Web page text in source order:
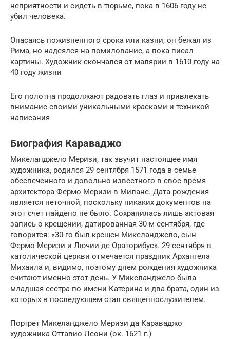
неприятности и сидеть в тюрьме, пока в 1606 году не
убил человека.
Опасаясь пожизненного срока или казни, он бежал из
Рима, но надеялся на помилование, а пока писал
картины. Художник скончался от малярии в 1610 году на
40 году жизни
Его полотна продолжают радовать глаз и привлекать
внимание своими уникальными красками и техникой
написания
Биография Караваджо
Микеланджело Меризи, так звучит настоящее имя
художника, родился 29 сентября 1571 года в семье
обеспеченного и довольно известного в свое время
архитектора Фермо Меризи в Милане. Дата рождения
является неточной, поскольку никаких документов на
этот счет найдено не было. Сохранилась лишь актовая
запись о крещении, датированная 30-м сентября, где
говорится: «30-го был крещен Микеланджело, сын
Фермо Меризи и Лючии де Ораторибус». 29 сентября в
католической церкви отмечается праздник Архангела
Михаила и, видимо, поэтому днем рождения художника
считают именно этот день. У Микеланджело была
младшая сестра по имени Катерина и два брата, один из
которых в последующем стал священнослужителем.
Портрет Микеланджело Меризи да Караваджо
художника Оттавио Леони (ок. 1621 г.)